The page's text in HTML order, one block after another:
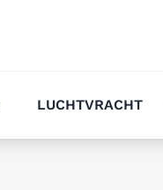
LUCHTVRACHT